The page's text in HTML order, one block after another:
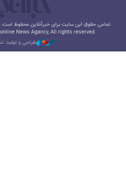
تمامی حقوق این سایت برای خبرآنلاین محفوظ است.
News Agancy, All rights reserved
طراحی و تولید: